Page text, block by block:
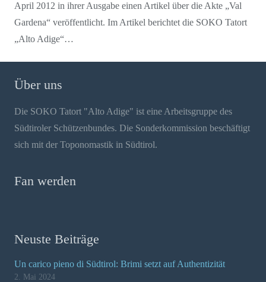
April 2012 in ihrer Ausgabe einen Artikel über die Akte „Val
Gardena“ veröffentlicht. Im Artikel berichtet die SOKO Tatort
„Alto Adige“…
Über uns
Die SOKO Tatort "Alto Adige" ist eine Arbeitsgruppe des
Südtiroler Schützenbundes. Die Sonderkommission beschäftigt
sich mit der Toponomastik in Südtirol.
Fan werden
Neuste Beiträge
Un carico pieno di Südtirol: Brimi setzt auf Authentizität
2. Mai 2024